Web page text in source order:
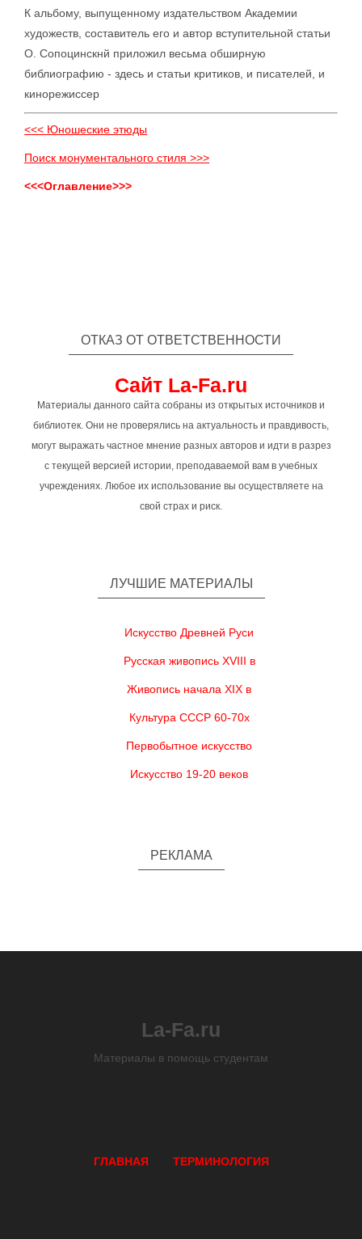
К альбому, выпущенному издательством Академии
художеств, составитель его и автор вступительной статьи
О. Сопоцинскнй приложил весьма обширную
библиографию - здесь и статьи критиков, и писателей, и
кинорежиссер
<<< Юношеские этюды
Поиск монументального стиля >>>
<<<Оглавление>>>
ОТКАЗ ОТ ОТВЕТСТВЕННОСТИ
Сайт La-Fa.ru
Материалы данного сайта собраны из открытых источников и
библиотек. Они не проверялись на актуальность и правдивость,
могут выражать частное мнение разных авторов и идти в разрез
с текущей версией истории, преподаваемой вам в учебных
учреждениях. Любое их использование вы осуществляете на
свой страх и риск.
ЛУЧШИЕ МАТЕРИАЛЫ
Искусство Древней Руси
Русская живопись XVIII в
Живопись начала XIX в
Культура СССР 60-70х
Первобытное искусство
Искусство 19-20 веков
РЕКЛАМА
La-Fa.ru
Материалы в помощь студентам
ГЛАВНАЯ ТЕРМИНОЛОГИЯ